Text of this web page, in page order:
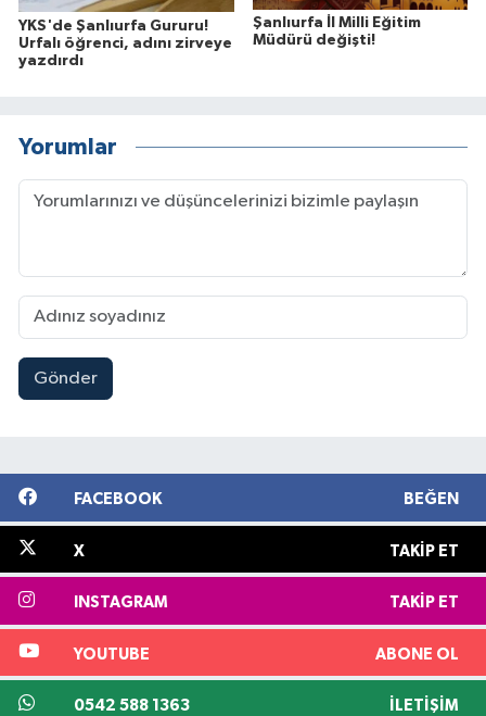
YKS'de Şanlıurfa Gururu!
Urfalı öğrenci, adını zirveye
yazdırdı
Şanlıurfa İl Milli Eğitim
Müdürü değişti!
Yorumlar
Gönder
FACEBOOK BEĞEN
X TAKIP ET
INSTAGRAM TAKIP ET
YOUTUBE ABONE OL
0542 588 1363 İLETIŞIM